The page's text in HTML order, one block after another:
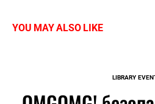
YOU MAY ALSO LIKE
LIBRARY